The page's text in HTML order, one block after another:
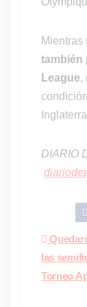
Mientras
también
League,
DIARIO
de
las
Torneo